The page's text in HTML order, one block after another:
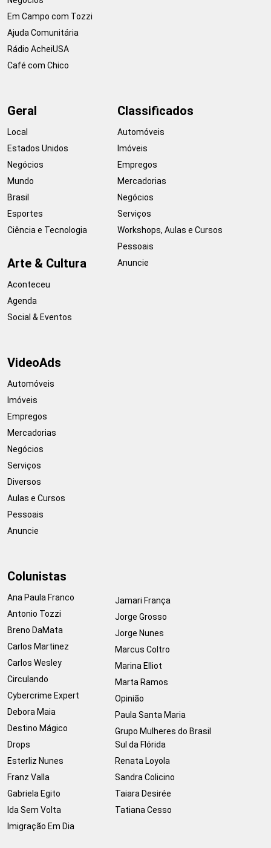
Em Campo com Tozzi
Ajuda Comunitária
Rádio AcheiUSA
Café com Chico
Geral
Local
Estados Unidos
Negócios
Mundo
Brasil
Esportes
Ciência e Tecnologia
Arte & Cultura
Aconteceu
Agenda
Social & Eventos
Classificados
Automóveis
Imóveis
Empregos
Mercadorias
Negócios
Serviços
Workshops, Aulas e Cursos
Pessoais
Anuncie
VideoAds
Automóveis
Imóveis
Empregos
Mercadorias
Negócios
Serviços
Diversos
Aulas e Cursos
Pessoais
Anuncie
Colunistas
Ana Paula Franco
Antonio Tozzi
Breno DaMata
Carlos Martinez
Carlos Wesley
Circulando
Cybercrime Expert
Debora Maia
Destino Mágico
Drops
Esterliz Nunes
Franz Valla
Gabriela Egito
Ida Sem Volta
Imigração Em Dia
Jamari França
Jorge Grosso
Jorge Nunes
Marcus Coltro
Marina Elliot
Marta Ramos
Opinião
Paula Santa Maria
Grupo Mulheres do Brasil
Sul da Flórida
Renata Loyola
Sandra Colicino
Taiara Desirée
Tatiana Cesso